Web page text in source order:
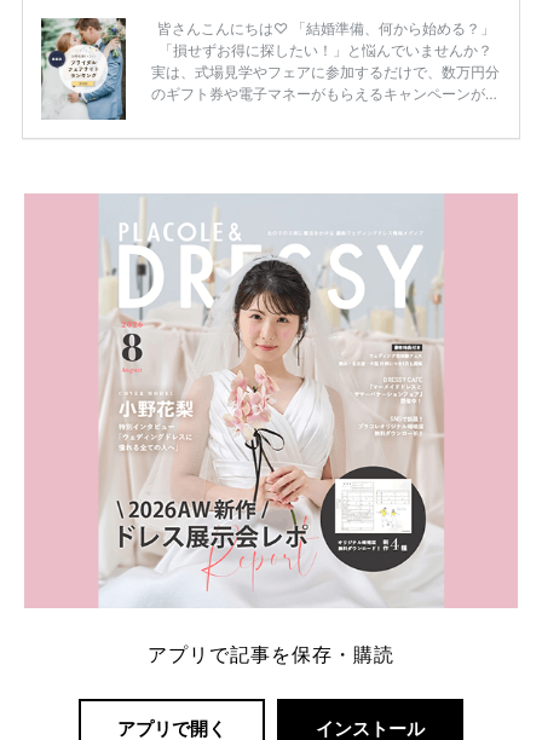
皆さんこんにちは♡ 「結婚準備、何から始める？」
「損せずお得に探したい！」と悩んでいませんか？
実は、式場見学やフェアに参加するだけで、数万円分
のギフト券や電子マネーがもらえるキャンペーンがあ
ため、比較せずに選ぶと損をしてしまうことも……。
内容：特典金額・条件・応募方法・注意点 「どこが
一番お得？」「プラコレの特典は？」といった疑問も
解決します。 まずは診断で候補を絞れる「ウェディ
ング診断」か、体験型 […]
続きを読む
アプリで記事を保存・購読
アプリで開く インストール